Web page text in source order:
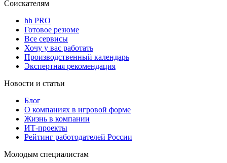
Соискателям
hh PRO
Готовое резюме
Все сервисы
Хочу у вас работать
Производственный календарь
Экспертная рекомендация
Новости и статьи
Блог
О компаниях в игровой форме
Жизнь в компании
ИТ-проекты
Рейтинг работодателей России
Молодым специалистам